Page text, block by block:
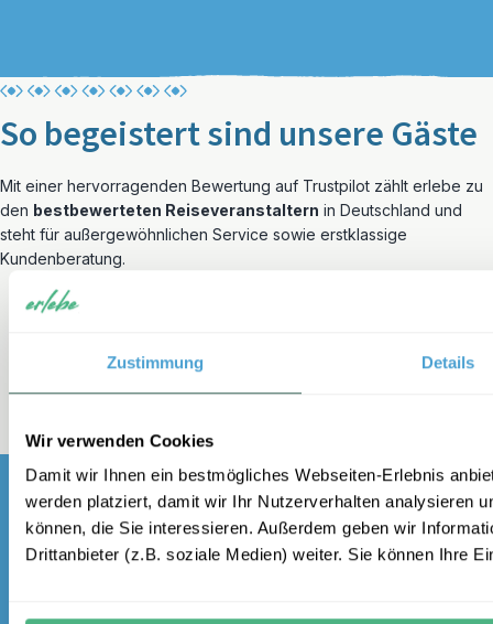
Zustimmung Details
Wir verwenden Cookies
Damit wir Ihnen ein bestmögliches Webseiten-Erlebnis
werden platziert, damit wir Ihr Nutzerverhalten analysieren
können, die Sie interessieren. Außerdem geben wir
Drittanbieter (z.B. soziale Medien) weiter. Sie können Ihre
So begeistert sind unsere Gäste
Mit einer hervorragenden Bewertung auf Trustpilot zählt erlebe zu
den bestbewerteten Reiseveranstaltern in Deutschland und
steht für außergewöhnlichen Service sowie erstklassige
Kundenberatung.
Melden Sie sich für unseren